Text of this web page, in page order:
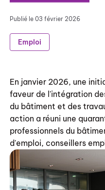
Publié le 03 février 2026
Emploi
En janvier 2026, une
faveur de l'intégration
du bâtiment et des
action a réuni une
professionnels du
d'emploi, conseillers